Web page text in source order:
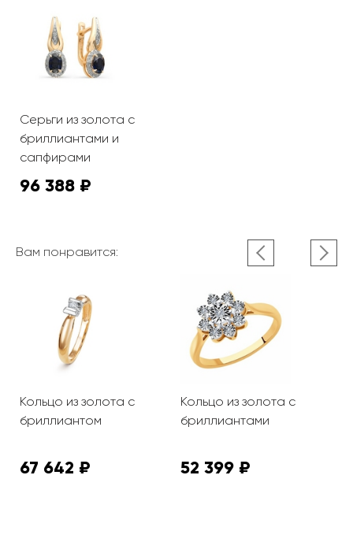
Серьги из золота с
бриллиантами и
сапфирами
96 388 ₽
Вам понравится:
Кольцо из золота с
бриллиантом
67 642 ₽
Кольцо из золота с
бриллиантами
52 399 ₽